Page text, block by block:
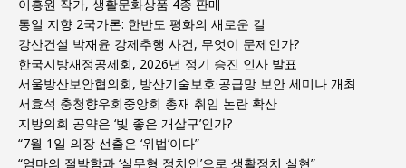
이홍원 작가, 생활문화상품 4종 판매
통일 지향 2국가론: 한반도 평화의 새로운 길
강산건설 박재윤 강제추행 사건, 무엇이 문제인가?
한국지방재정공제회, 2026년 정기 승진 인사 발표
서울방산보안협의회, 방산기술보호·공급망 보안 세미나 개최
서효석 충청향우회중앙회 총재 취임 논란 확산
지방의회 공약은 ‘빛 좋은 개살구’인가?
“7월 1일 의장 선출은 ‘위법’이다”
“엄마의 절박함과 ‘실무형 정치인’으로 생활정치 실현”